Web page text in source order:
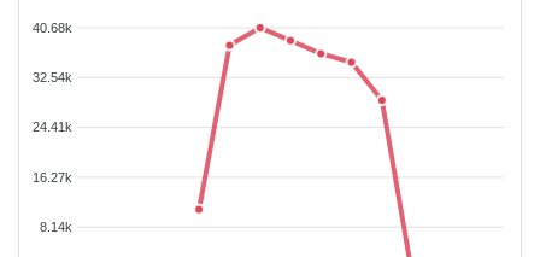
40.68k
32.54k
24.41k
16.27k
8.14k